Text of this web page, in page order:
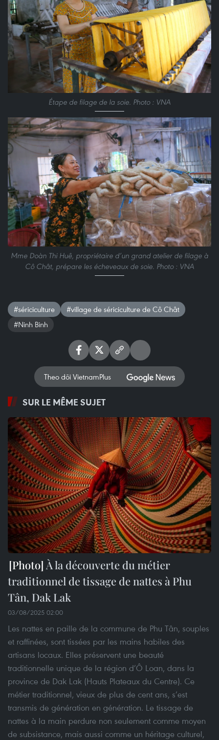
Étape de filage de la soie. Photo : VNA
Mme Doàn Thi Huê, propriétaire d’un grand atelier de filage à
Cô Chât, prépare les écheveaux de soie. Photo : VNA
#sériciculture
#village de sériciculture de Cô Chât
#Ninh Binh
Theo dõi VietnamPlus
SUR LE MÊME SUJET
À la découverte du métier
traditionnel de tissage de nattes à Phu
Tân, Dak Lak
03/08/2025 02:00
Les nattes en paille de la commune de Phu Tân, souples
et raffinées, sont tissées par les mains habiles des
artisans locaux. Elles préservent une beauté
traditionnelle unique de la région d’Ô Loan, dans la
province de Dak Lak (Hauts Plateaux du Centre). Ce
métier traditionnel, vieux de plus de cent ans, s’est
transmis de génération en génération. Le tissage de
nattes à la main perdure non seulement comme moyen
de subsistance, mais aussi comme un héritage culturel,